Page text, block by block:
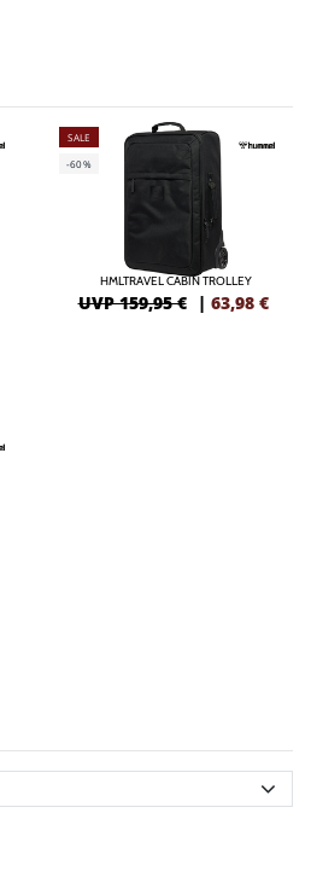
SALE
-60%
HMLTRAVEL CABIN TROLLEY
UVP 159,95 € | 63,98 €